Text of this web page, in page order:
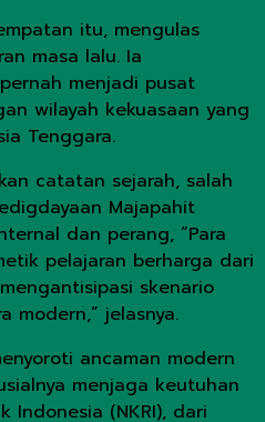
itu, mengulas
masa lalu. Ia
menjadi pusat
wilayah kekuasaan yang
Tenggara.
catatan sejarah, salah
Majapahit
dan perang, “Para
pelajaran berharga dari
skenario
modern,” jelasnya.
ancaman modern
menjaga keutuhan
Indonesia (NKRI), dari